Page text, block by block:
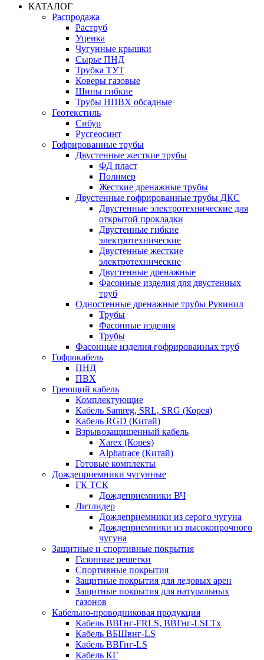
КАТАЛОГ
Распродажа
Раструб
Уценка
Чугунные крышки
Сырье ПНД
Трубка ТУТ
Коверы газовые
Шины гибкие
Трубы НПВХ обсадные
Геотекстиль
Сибур
Русгеосинт
Гофрированные трубы
Двустенные жесткие трубы
ФД пласт
Полимер
Жесткие дренажные трубы
Двустенные гофрированные трубы ДКС
Двустенные электротехнические для
открытой прокладки
Двустенные гибкие
электротехнические
Двустенные жесткие
электротехнические
Двустенные дренажные
Фасонные изделия для двустенных
труб
Одностенные дренажные трубы Рувинил
Трубы
Фасонные изделия
Трубы
Фасонные изделия гофрированных труб
Гофрокабель
ПНД
ПВХ
Греющий кабель
Комплектующие
Кабель Samreg, SRL, SRG (Корея)
Кабель RGD (Китай)
Взрывозащищенный кабель
Xarex (Корея)
Alphatrace (Китай)
Готовые комплекты
Дождеприемники чугунные
ГК ТСК
Дождеприемники ВЧ
Литлидер
Дождеприемники из серого чугуна
Дождеприемники из высокопрочного
чугуна
Защитные и спортивные покрытия
Газонные решетки
Спортивные покрытия
Защитные покрытия для ледовых арен
Защитные покрытия для натуральных
газонов
Кабельно-проводниковая продукция
Кабель ВВГнг-FRLS, ВВГнг-LSLTx
Кабель ВБШвнг-LS
Кабель ВВГнг-LS
Кабель КГ